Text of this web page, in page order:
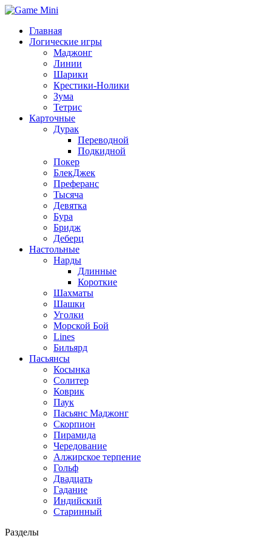
Главная
Логические игры
Маджонг
Линии
Шарики
Крестики-Нолики
Зума
Тетрис
Карточные
Дурак
Переводной
Подкидной
Покер
БлекДжек
Преферанс
Тысяча
Девятка
Бура
Бридж
Деберц
Настольные
Нарды
Длинные
Короткие
Шахматы
Шашки
Уголки
Морской Бой
Lines
Бильярд
Пасьянсы
Косынка
Солитер
Коврик
Паук
Пасьянс Маджонг
Скорпион
Пирамида
Чередование
Алжирское терпение
Гольф
Двадцать
Гадание
Индийский
Старинный
Разделы